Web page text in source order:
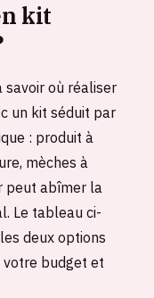
kit
savoir où réaliser
un kit séduit par
: produit à
mèches à
peut abîmer la
Le tableau ci-
deux options
votre budget et